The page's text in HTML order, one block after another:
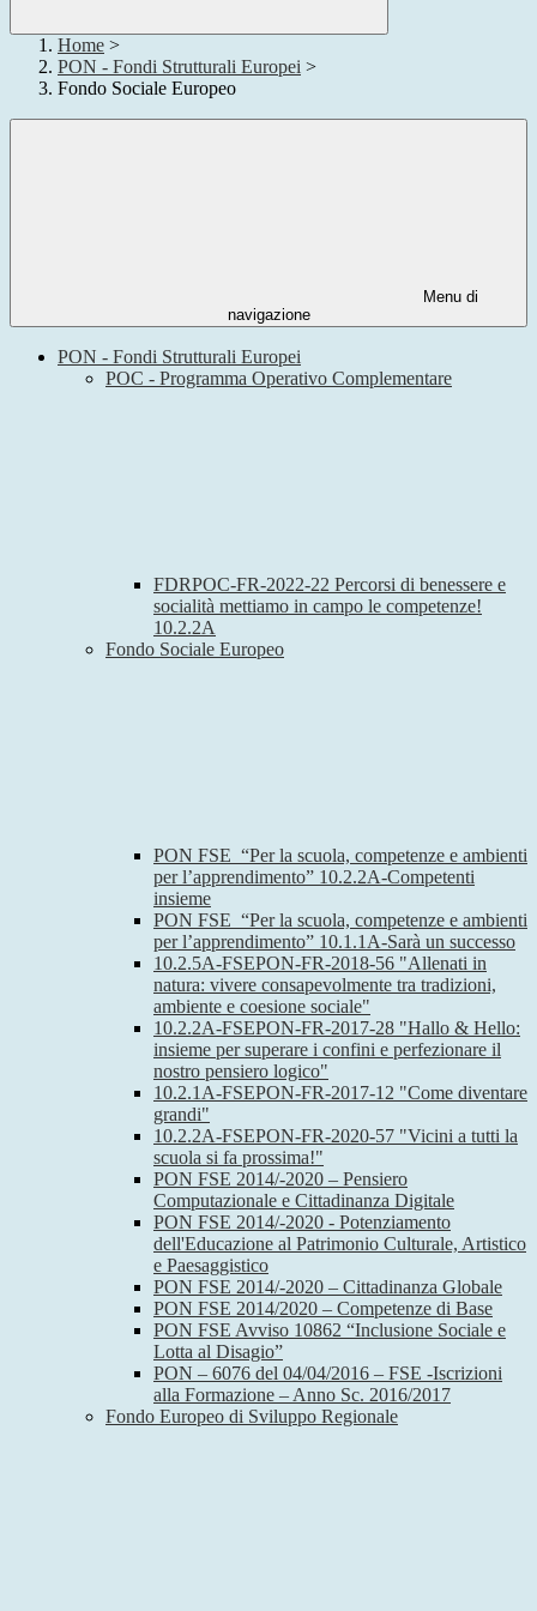
Home >
PON - Fondi Strutturali Europei >
Fondo Sociale Europeo
Menu di
navigazione
PON - Fondi Strutturali Europei
POC - Programma Operativo Complementare
FDRPOC-FR-2022-22 Percorsi di benessere e
socialità mettiamo in campo le competenze!
10.2.2A
Fondo Sociale Europeo
PON FSE “Per la scuola, competenze e ambienti
per l’apprendimento” 10.2.2A-Competenti
insieme
PON FSE “Per la scuola, competenze e ambienti
per l’apprendimento” 10.1.1A-Sarà un successo
10.2.5A-FSEPON-FR-2018-56 "Allenati in
natura: vivere consapevolmente tra tradizioni,
ambiente e coesione sociale"
10.2.2A-FSEPON-FR-2017-28 "Hallo & Hello:
insieme per superare i confini e perfezionare il
nostro pensiero logico"
10.2.1A-FSEPON-FR-2017-12 "Come diventare
grandi"
10.2.2A-FSEPON-FR-2020-57 "Vicini a tutti la
scuola si fa prossima!"
PON FSE 2014/-2020 – Pensiero
Computazionale e Cittadinanza Digitale
PON FSE 2014/-2020 - Potenziamento
dell'Educazione al Patrimonio Culturale, Artistico
e Paesaggistico
PON FSE 2014/-2020 – Cittadinanza Globale
PON FSE 2014/2020 – Competenze di Base
PON FSE Avviso 10862 “Inclusione Sociale e
Lotta al Disagio”
PON – 6076 del 04/04/2016 – FSE -Iscrizioni
alla Formazione – Anno Sc. 2016/2017
Fondo Europeo di Sviluppo Regionale